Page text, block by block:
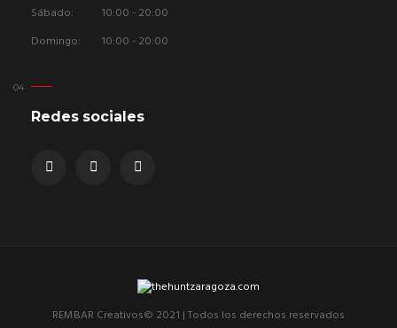
Sábado:
10:00 - 20:00
Domingo:
10:00 - 20:00
Redes sociales
REMBAR Creativos© 2021 | Todos los derechos reservados